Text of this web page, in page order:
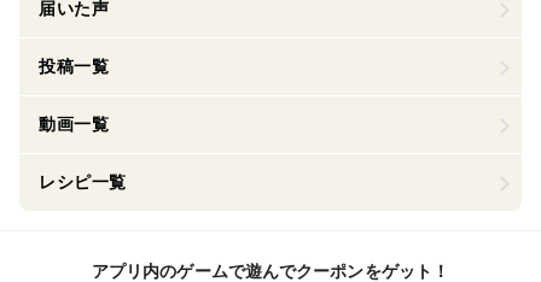
届いた声
投稿一覧
動画一覧
レシピ一覧
アプリ内のゲームで遊んでクーポンをゲット！